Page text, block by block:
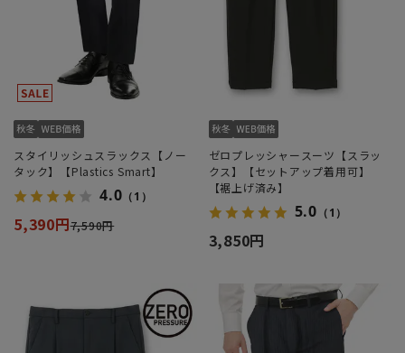
スタイリッシュスラックス【ノー
タック】【Plastics Smart】
4.0 （1）
5,390円7,590円
ゼロプレッシャースーツ【スラッ
クス】【セットアップ着用可】
【裾上げ済み】
5.0 （1）
3,850円